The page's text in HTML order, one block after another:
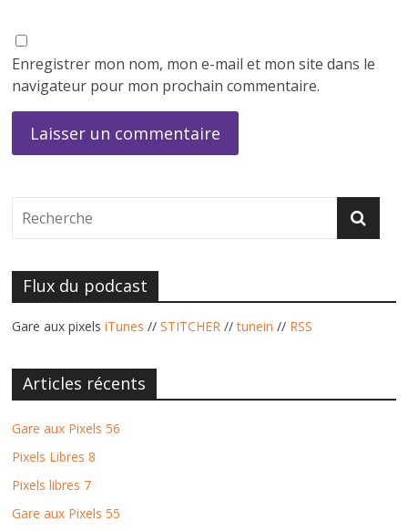
Enregistrer mon nom, mon e-mail et mon site dans le
navigateur pour mon prochain commentaire.
Flux du podcast
Gare aux pixelsiTunes //STITCHER //tunein // RSS
Articles récents
Gare aux Pixels 56
Pixels Libres 8
Pixels libres 7
Gare aux Pixels 55